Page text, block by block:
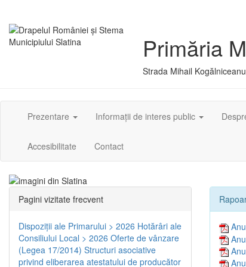
Primăria
Strada Mihail
Prezentare Informații de interes public
Accesibilitate Contact
Pagini vizitate frecvent
Dispoziţii ale Primarului > 2026 Hotărâri ale
Consiliului Local > 2026 Oferte de vânzare
(Legea 17/2014) Structuri asociative
privind eliberarea atestatului de producător